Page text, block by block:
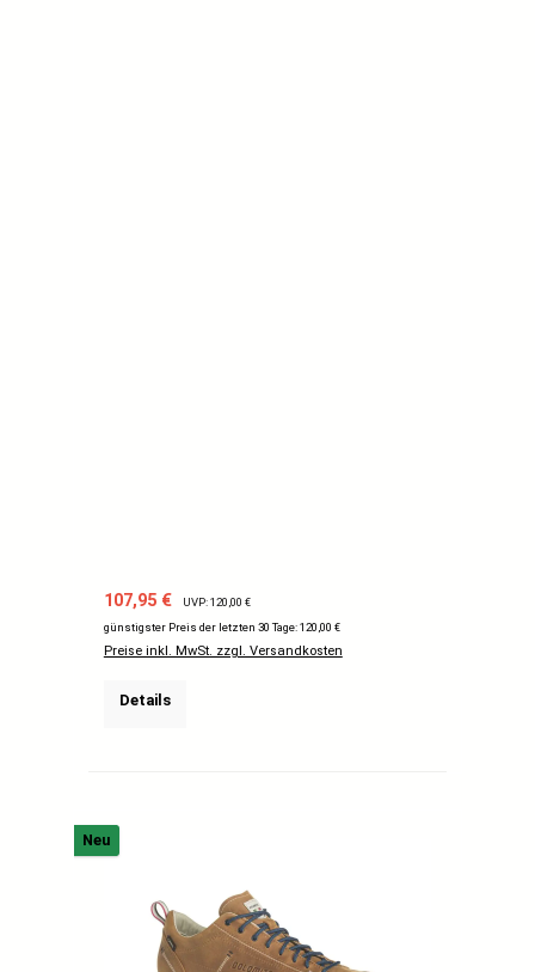
Verkaufspreis:
107,95 € Regulärer Preis:
UVP: 120,00 €
günstigster Preis der letzten 30 Tage: 120,00 €
Preise inkl. MwSt. zzgl. Versandkosten
Details
Neu